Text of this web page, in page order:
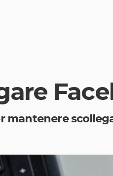
mantenere